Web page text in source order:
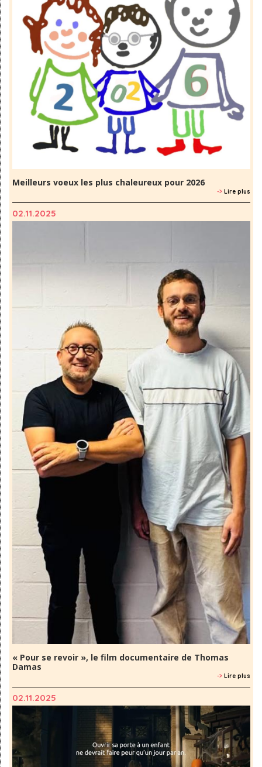
Meilleurs voeux les plus chaleureux pour 2026
-> Lire plus
02.11.2025
« Pour se revoir », le film documentaire de Thomas
Damas
-> Lire plus
02.11.2025